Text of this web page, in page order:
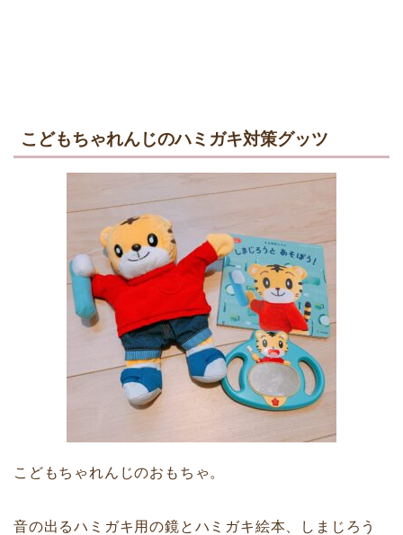
こどもちゃれんじのハミガキ対策グッツ
こどもちゃれんじのおもちゃ。
音の出るハミガキ用の鏡とハミガキ絵本、しまじろう